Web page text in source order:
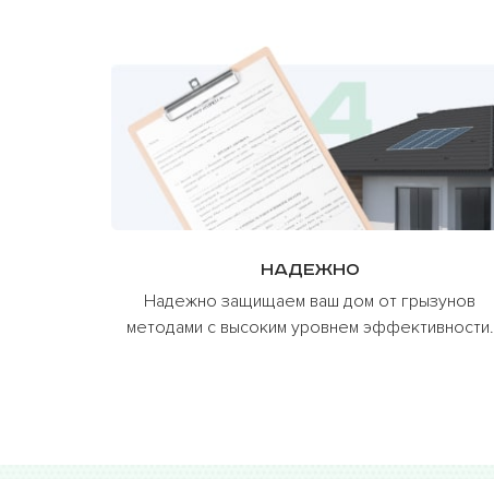
Надежно
Надежно защищаем ваш дом от грызунов
методами с высоким уровнем эффективности.